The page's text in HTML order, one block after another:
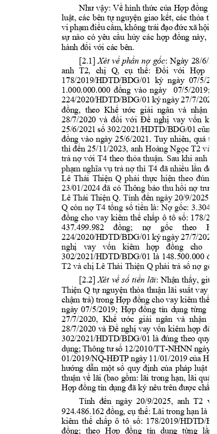
Như vậy: Về hình thức của Hợp đồng
luật, các bên tự nguyện giao kết, các thỏa
vi phạm điều cấm, không trái đạo đức xã hội.
sự nào có yêu cầu hủy các hợp đồng này,
hành đối với các bên.
[2.1] Xét về phần nợ gốc: Ngày 28/6/
anh T2, chị Q, cụ thể: Đối với Hợp
178/2019/HDTD/BDG/01  ký ngày  07/5/
1.000.000.000 đồng vào ngày 07/5/2019;
224/2020/HDTD/BDG/01 ký ngày 27/7/20
đồng,  theo  Khế ước  giải  ngân  và  nhận  n
28/7/2020 và đối với Đề nghị vay vốn
25/6/2021 số 302/2021/HDTD/BDG/01 cũng
đồng vào ngày 25/6/2021. Tuy nhiên, quá
thì đến 25/11/2023, anh Hoàng Ngọc T2 và
trả nợ với T4 theo thỏa thuận. Sau khi anh
phạm nghĩa vụ trả nợ thì T4 đã nhiều lần
Lê Thái Thiện Q phải thực hiện theo đúng
23/01/2024 đã có Thông báo thu hồi nợ trướ
Lê Thái Thiện Q. Tính đến ngày 20/9/2025,
Q còn nợ T4 tổng số tiền là: Nợ gốc:
đồng cho vay kiêm thế chấp ô tô số: 178/2
437.499.982 đồng; nợ gốc theo H
224/2020/HDTD/BDG/01 ký ngày 27/7/2020
nghị vay vốn kiêm hợp đồng cho
302/2021/HDTD/BDG/01 là 148.500.000 đ
T2 và chị Lê Thái Thiện Q phải trả số nợ
[2.2] Xét về số tiền lãi: Nhận thấy, giữ
Thiện Q tự nguyện thỏa thuận lãi suất vay
chậm trả) trong Hợp đồng cho vay kiêm thế
ngày 07/5/2019; Hợp đồng tín dụng từng
27/7/2020, Khế ước  giải  ngân và nhận
28/7/2020 và Đề nghị vay vốn kiêm hợp đồ
302/2021/HDTD/BDG/01 là đúng theo quy đ
dụng; Thông tư số 12/2010/TT-NHNN ngày
01/2019/NQ-HĐTP ngày 11/01/2019 của
hướng dẫn một số quy định của pháp luật
thuận về lãi (bao gồm: lãi trong hạn, lãi quá
Hợp đồng tín dụng đã ký nêu trên được chấ
Tính đến  ngày 20/9/2025, anh T2
924.486.162 đồng, cụ thể: Lãi trong hạn là
kiêm thế chấp ô tô số: 178/2019/HDTD/B
đồng; theo Hợp đồng tín dụng từng lần